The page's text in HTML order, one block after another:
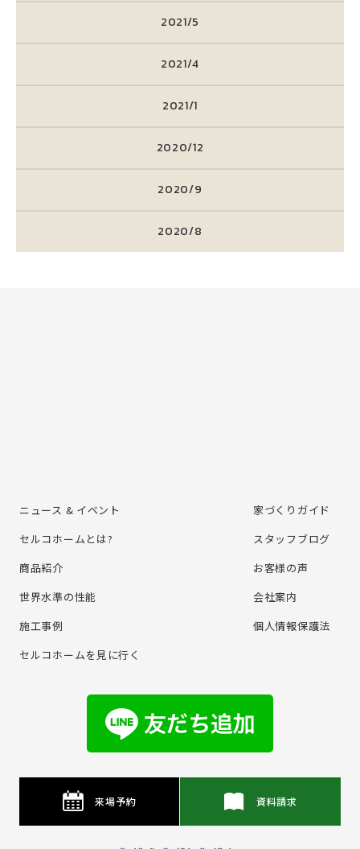
2021/5
2021/4
2021/1
2020/12
2020/9
2020/8
ニュース & イベント
セルコホームとは?
商品紹介
世界水準の性能
施⼯事例
セルコホームを⾒に⾏く
家づくりガイド
スタッフブログ
お客様の声
会社案内
個⼈情報保護法
来場予約 資料請求